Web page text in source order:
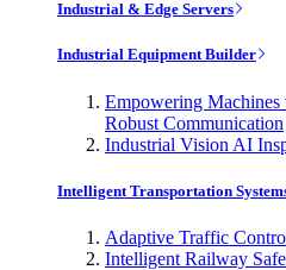
Industrial & Edge Servers
Industrial Equipment Builder
Empowering
Robust Communication
Industrial Vision AI
Intelligent Transportation
Adaptive Traffic
Intelligent Railway